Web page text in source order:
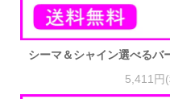
シーマ＆シャイン選べるバ
5,411円